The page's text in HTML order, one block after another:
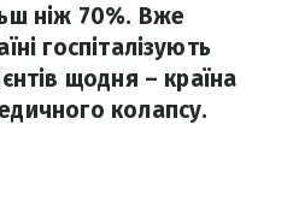
ніж 70%. Вже
госпіталізують
щодня – країна
колапсу.